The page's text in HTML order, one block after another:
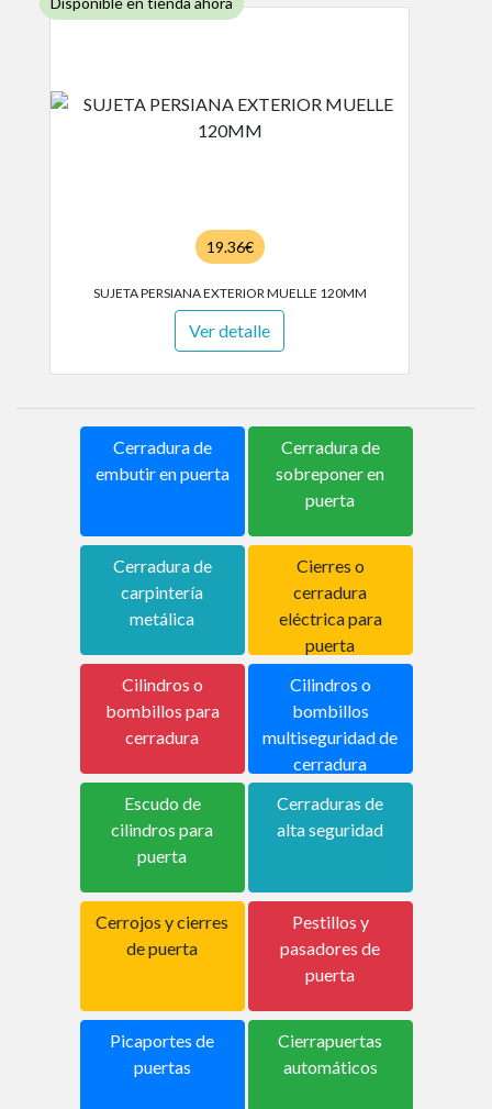
19.36€
SUJETA PERSIANA EXTERIOR MUELLE 120MM
Ver detalle
Cerradura de
embutir en puerta
Cerradura de
sobreponer en
puerta
Cerradura de
carpintería
metálica
Cierres o
cerradura
eléctrica para
puerta
Cilindros o
bombillos para
cerradura
Cilindros o
bombillos
multiseguridad de
cerradura
Escudo de
cilindros para
puerta
Cerraduras de
alta seguridad
Cerrojos y cierres
de puerta
Pestillos y
pasadores de
puerta
Picaportes de
puertas
Cierrapuertas
automáticos